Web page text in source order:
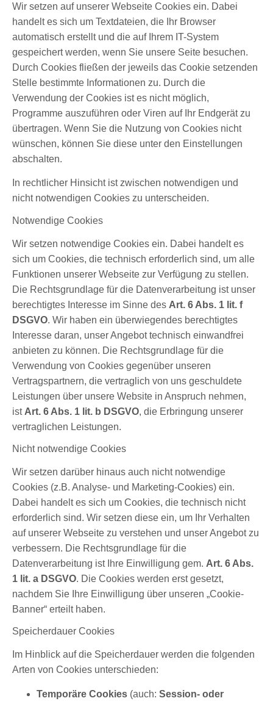
Wir setzen auf unserer Webseite Cookies ein. Dabei
handelt es sich um Textdateien, die Ihr Browser
automatisch erstellt und die auf Ihrem IT-System
gespeichert werden, wenn Sie unsere Seite besuchen.
Durch Cookies fließen der jeweils das Cookie setzenden
Stelle bestimmte Informationen zu. Durch die
Verwendung der Cookies ist es nicht möglich,
Programme auszuführen oder Viren auf Ihr Endgerät zu
übertragen. Wenn Sie die Nutzung von Cookies nicht
wünschen, können Sie diese unter den Einstellungen
abschalten.
In rechtlicher Hinsicht ist zwischen notwendigen und
nicht notwendigen Cookies zu unterscheiden.
Notwendige Cookies
Wir setzen notwendige Cookies ein. Dabei handelt es
sich um Cookies, die technisch erforderlich sind, um alle
Funktionen unserer Webseite zur Verfügung zu stellen.
Die Rechtsgrundlage für die Datenverarbeitung ist unser
berechtigtes Interesse im Sinne des Art. 6 Abs. 1 lit. f
DSGVO. Wir haben ein überwiegendes berechtigtes
Interesse daran, unser Angebot technisch einwandfrei
anbieten zu können. Die Rechtsgrundlage für die
Verwendung von Cookies gegenüber unseren
Vertragspartnern, die vertraglich von uns geschuldete
Leistungen über unsere Website in Anspruch nehmen,
ist Art. 6 Abs. 1 lit. b DSGVO, die Erbringung unserer
vertraglichen Leistungen.
Nicht notwendige Cookies
Wir setzen darüber hinaus auch nicht notwendige
Cookies (z.B. Analyse- und Marketing-Cookies) ein.
Dabei handelt es sich um Cookies, die technisch nicht
erforderlich sind. Wir setzen diese ein, um Ihr Verhalten
auf unserer Webseite zu verstehen und unser Angebot zu
verbessern. Die Rechtsgrundlage für die
Datenverarbeitung ist Ihre Einwilligung gem. Art. 6 Abs.
1 lit. a DSGVO. Die Cookies werden erst gesetzt,
nachdem Sie Ihre Einwilligung über unseren „Cookie-
Banner“ erteilt haben.
Speicherdauer Cookies
Im Hinblick auf die Speicherdauer werden die folgenden
Arten von Cookies unterschieden:
Temporäre Cookies (auch: Session- oder